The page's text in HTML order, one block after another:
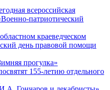
всероссийская
патриотический
краеведческом
день правовой помощи
прогулка»
155-летию отдельного